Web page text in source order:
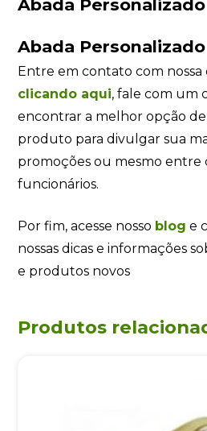
Abada
Abada
Entre em contato com nossa
clicando aqui, fale com um
encontrar a melhor opção
produto para divulgar sua
promoções ou mesmo entre
funcionários.
Por fim, acesse nosso blog e
nossas dicas e informações
e produtos novos
Produtos